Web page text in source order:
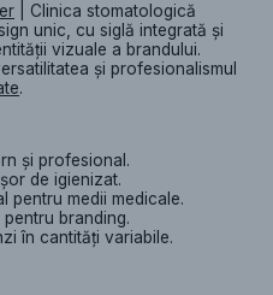
| Clinica stomatologică
unic, cu siglă integrată și
vizuale a brandului.
și profesionalismul
.
și profesional.
de igienizat.
pentru medii medicale.
branding.
în cantități variabile.